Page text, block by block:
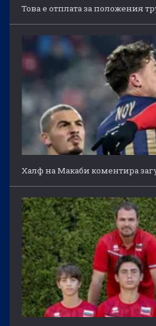
Това е отплата за положения
Халф на Макаби коментира